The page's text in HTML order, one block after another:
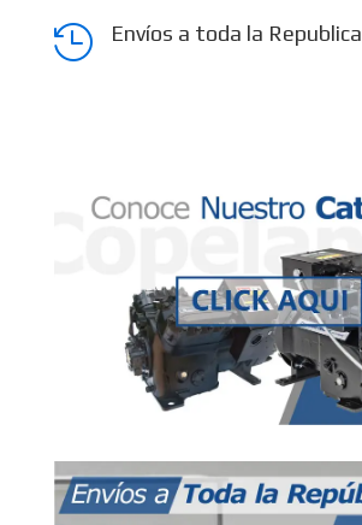
 Envíos a toda la Republica